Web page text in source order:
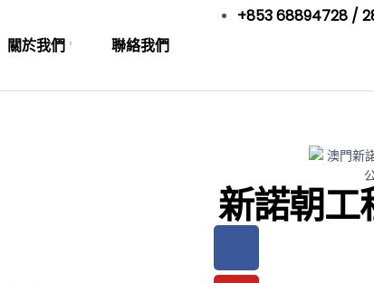
關於我們 聯絡我們
+853 68894728 /
新諾朝工